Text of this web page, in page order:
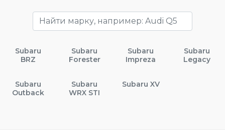
Subaru
BRZ
Subaru
Forester
Subaru
Impreza
Subaru
Legacy
Subaru
Outback
Subaru
WRX STI
Subaru XV